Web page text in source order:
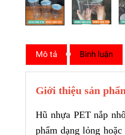
Mô tả Bình luận
Giới thiệu sản
Hũ nhựa PET nắp
phẩm dạng lỏng